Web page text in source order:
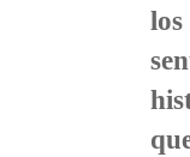
los